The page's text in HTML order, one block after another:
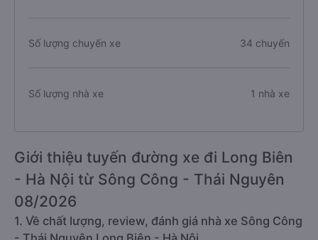
Số lượng chuyến xe 34 chuyến
Số lượng nhà xe 1 nhà xe
Giới thiệu tuyến đường xe đi Long Biên
- Hà Nội từ Sông Công - Thái Nguyên
08/2026
1. Về chất lượng, review, đánh giá nhà xe Sông Công